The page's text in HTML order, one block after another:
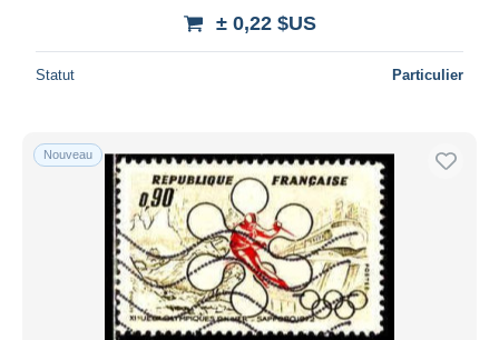
± 0,22 $US
Statut Particulier
Nouveau